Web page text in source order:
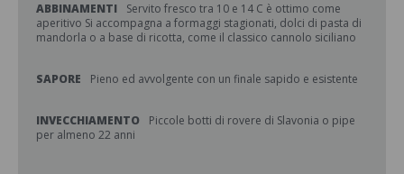
ABBINAMENTI
Servito fresco tra 10 e 14 C è ottimo come
aperitivo Si accompagna a formaggi stagionati, dolci di pasta di
mandorla o a base di ricotta, come il classico cannolo siciliano
SAPORE Pieno ed avvolgente con un finale sapido e esistente
INVECCHIAMENTO
Piccole botti di rovere di Slavonia o pipe
per almeno 22 anni